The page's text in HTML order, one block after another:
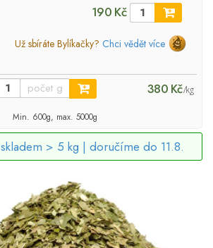
190 Kč
Už sbíráte Bylíkačky? Chci vědět více
380 Kč/kg
Min. 600g, max. 5000g
skladem > 5 kg | doručíme do 11.8.